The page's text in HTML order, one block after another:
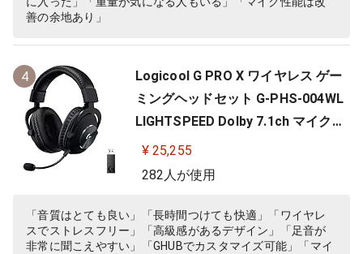
善の余地あり」
4
Logicool G PRO X ワイヤレス ゲー
ミングヘッドセット G-PHS-004WL
LIGHTSPEED Dolby 7.1ch マイク付
き 20時間連続使用可能 軽量 充電式
PS5 PS4 PC ゲーミング ヘッドセッ
004 ブラック 国内正規品 【 ファイ
ナルファンタジー XIV 推奨モ…
¥ 25,255
282人が使用
「音質はとても良い」「長時間つけても快適」「ワイヤレ
スでストレスフリー」「高級感があるデザイン」「足音が
非常に聞こえやすい」「GHUBでカスタマイズ可能」「マイ